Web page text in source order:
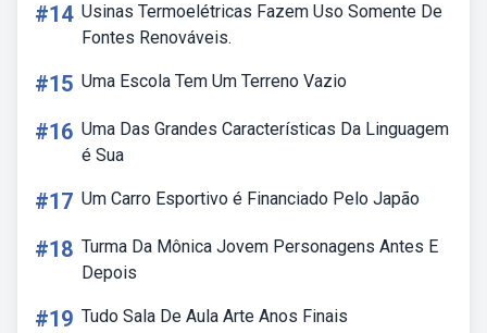
#14 Usinas Termoelétricas Fazem Uso Somente De
Fontes Renováveis.
#15 Uma Escola Tem Um Terreno Vazio
#16 Uma Das Grandes Características Da Linguagem
é Sua
#17 Um Carro Esportivo é Financiado Pelo Japão
#18 Turma Da Mônica Jovem Personagens Antes E
Depois
#19 Tudo Sala De Aula Arte Anos Finais